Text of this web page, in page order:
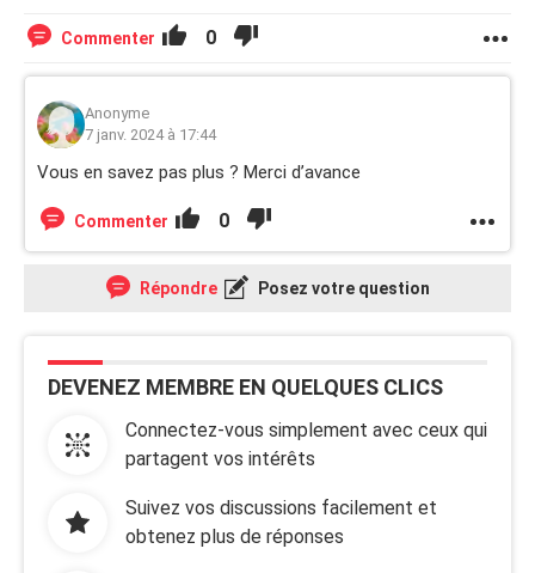
Commenter 0
Anonyme
7 janv. 2024 à 17:44
Vous en savez pas plus ? Merci d’avance
Commenter 0
Répondre Posez votre question
DEVENEZ MEMBRE EN QUELQUES CLICS
Connectez-vous simplement avec ceux qui
partagent vos intérêts
Suivez vos discussions facilement et
obtenez plus de réponses